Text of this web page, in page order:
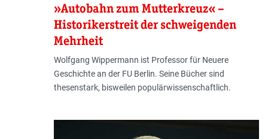
»Autobahn zum Mutterkreuz« –
Historikerstreit der schweigenden
Mehrheit
Wolfgang Wippermann ist Professor für Neuere
Geschichte an der FU Berlin. Seine Bücher sind
thesenstark, bisweilen populärwissenschaftlich.